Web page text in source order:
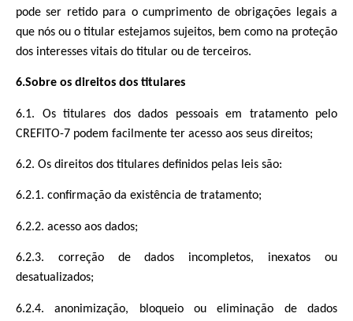
pode ser retido para o cumprimento de obrigações legais a
que nós ou o titular estejamos sujeitos, bem como na proteção
dos interesses vitais do titular ou de terceiros.
6.Sobre os direitos dos titulares
6.1. Os titulares dos dados pessoais em tratamento pelo
CREFITO-7 podem facilmente ter acesso aos seus direitos;
6.2. Os direitos dos titulares definidos pelas leis são:
6.2.1. confirmação da existência de tratamento;
6.2.2. acesso aos dados;
6.2.3. correção de dados incompletos, inexatos ou
desatualizados;
6.2.4. anonimização, bloqueio ou eliminação de dados